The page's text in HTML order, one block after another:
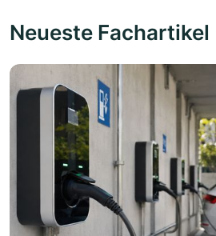
Neueste Fachartikel